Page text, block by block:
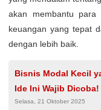
akan membantu para
keuangan yang tepat
dengan lebih baik.
Bisnis Modal Kecil
Ide Ini Wajib Dicoba!
Selasa, 21 Oktober 2025